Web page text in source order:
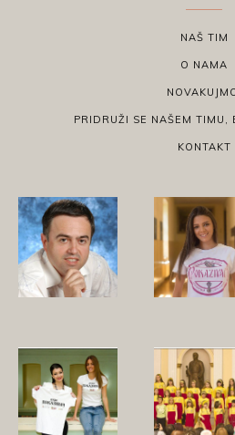
NAŠ TIM
O NAMA
PRIDRUŽI SE NAŠEM TIMU,
KONTAKT